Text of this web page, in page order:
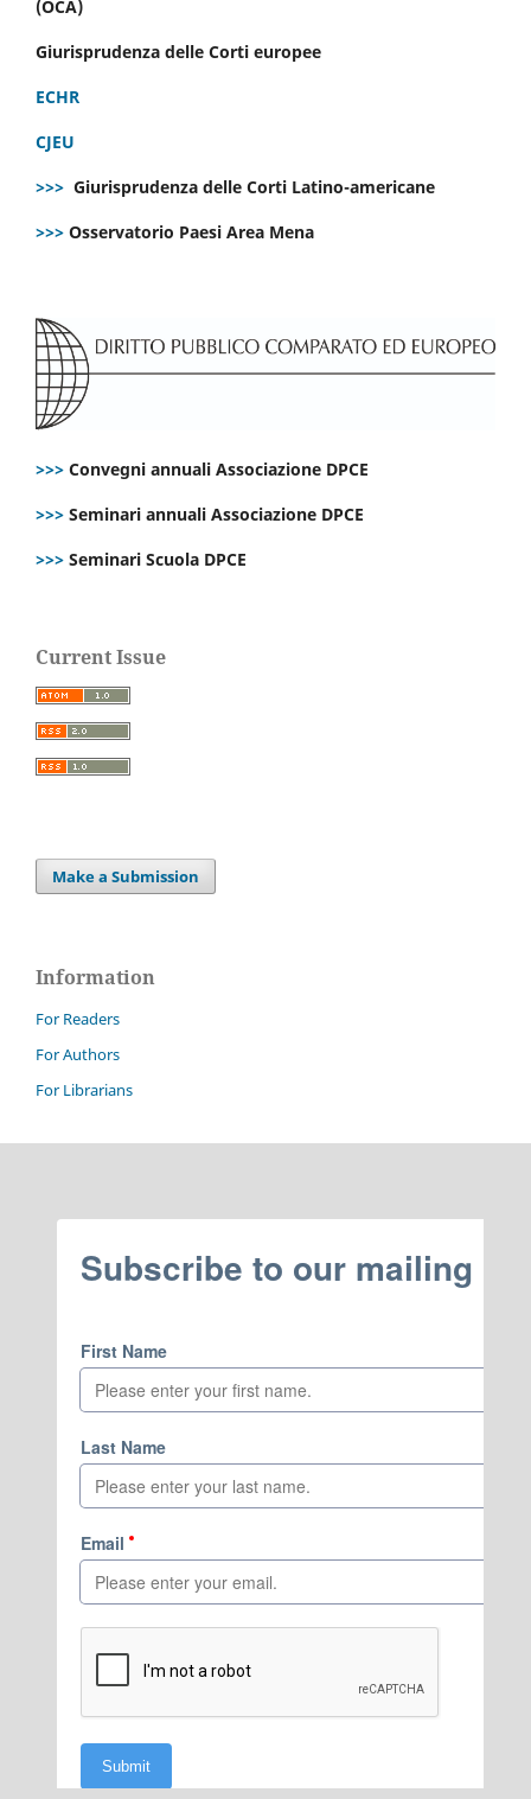
(OCA)
Giurisprudenza delle Corti europee
ECHR
CJEU
>>> Giurisprudenza delle Corti Latino-americane
>>> Osservatorio Paesi Area Mena
>>> Convegni annuali Associazione DPCE
>>> Seminari annuali Associazione DPCE
>>> Seminari Scuola DPCE
Current Issue
Make a Submission
Information
For Readers
For Authors
For Librarians